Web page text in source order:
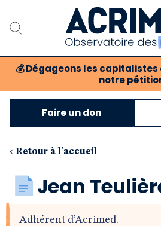
💰 Dégageons les capitalistes
notre
Notre
Notre critique
Nos
Notre
Boutique
Faire un don
‹ Retour à l'accueil
Jean
Adhérent d’Acrimed.